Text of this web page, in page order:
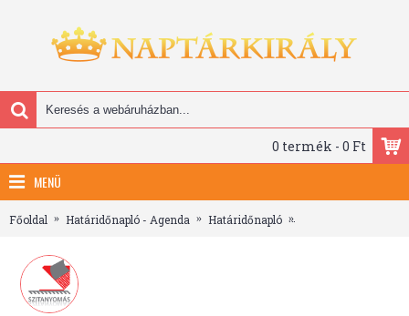
0 termék - 0 Ft
MENÜ
Főoldal Határidőnapló - Agenda Határidőnapló